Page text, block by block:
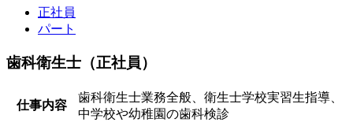
正社員
パート
歯科衛生士（正社員）
仕事内容
歯科衛生士業務全般、衛生士学校実習生指導、
中学校や幼稚園の歯科検診